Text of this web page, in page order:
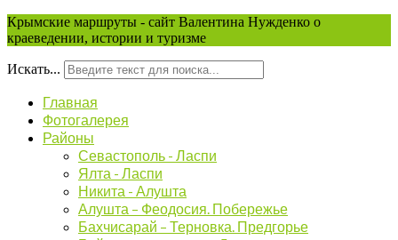
Крымские маршруты - сайт Валентина Нужденко о
краеведении, истории и туризме
Искать...
Главная
Фотогалерея
Районы
Севастополь - Ласпи
Ялта - Ласпи
Никита - Алушта
Алушта – Феодосия. Побережье
Бахчисарай – Терновка. Предгорье